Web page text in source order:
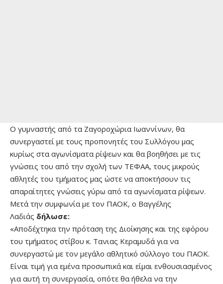
Ο γυμναστής από τα Ζαγοροχώρια Ιωαννίνων, θα
συνεργαστεί με τους προπονητές του Συλλόγου μας
κυρίως στα αγωνίσματα ρίψεων και θα βοηθήσει με τις
γνώσεις του από την σχολή των ΤΕΦΑΑ, τους μικρούς
αθλητές του τμήματος μας ώστε να αποκτήσουν τις
απαραίτητες γνώσεις γύρω από τα αγωνίσματα ρίψεων.
Μετά την συμφωνία με τον ΠΑΟΚ, ο Βαγγέλης
Λαδιάς δήλωσε:
«Αποδέχτηκα την πρόταση της Διοίκησης και της εφόρου
του τμήματος στίβου κ. Τανιας Κεραμυδά για να
συνεργαστώ με τον μεγάλο αθλητικό σύλλογο του ΠΑΟΚ.
Είναι τιμή για εμένα προσωπικά και είμαι ενθουσιασμένος
για αυτή τη συνεργασία, οπότε θα ήθελα να την